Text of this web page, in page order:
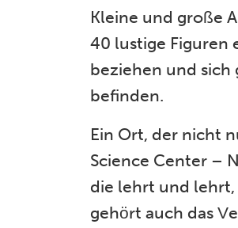
Kleine und große
40 lustige Figuren
beziehen und sich
befinden.
Ein Ort, der nicht
Science Center –
die lehrt und lehrt,
gehört auch das